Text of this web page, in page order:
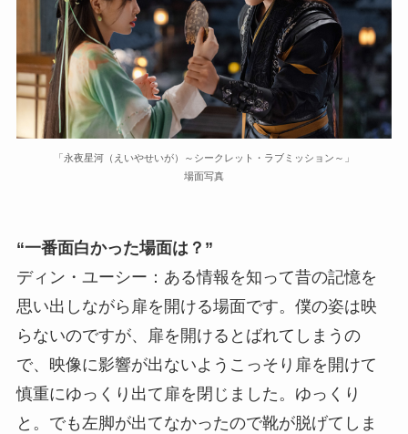
「永夜星河（えいやせいが）～シークレット・ラブミッション～」
場面写真
“一番面白かった場面は？”
ディン・ユーシー：ある情報を知って昔の記憶を
思い出しながら扉を開ける場面です。僕の姿は映
らないのですが、扉を開けるとばれてしまうの
で、映像に影響が出ないようこっそり扉を開けて
慎重にゆっくり出て扉を閉じました。ゆっくり
と。でも左脚が出てなかったので靴が脱げてしま